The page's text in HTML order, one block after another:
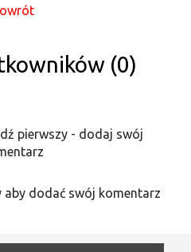
(0)
pierwszy - dodaj swój
aby dodać swój komentarz